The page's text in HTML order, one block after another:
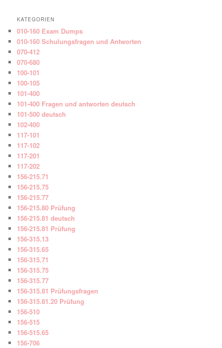
KATEGORIEN
010-160 Exam Dumps
010-160 Schulungsfragen und Antworten
070-412
070-680
100-101
100-105
101-400
101-400 Fragen und antworten deutsch
101-500 deutsch
102-400
117-101
117-102
117-201
117-202
156-215.71
156-215.75
156-215.77
156-215.80 Prüfung
156-215.81 deutsch
156-215.81 Prüfung
156-315.13
156-315.65
156-315.71
156-315.75
156-315.77
156-315.81 Prüfungsfragen
156-315.81.20 Prüfung
156-510
156-515
156-515.65
156-706